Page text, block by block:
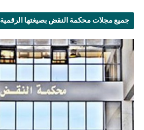
جميع مجلات محكمة النقض بصيغتها الرقمية